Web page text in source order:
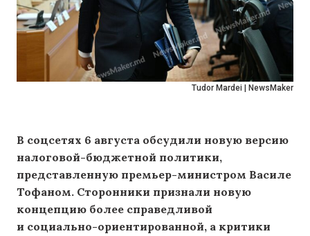
Tudor Mardei | NewsMaker
В соцсетях 6 августа обсудили новую версию
налоговой-бюджетной политики,
представленную премьер-министром Василе
Тофаном. Сторонники признали новую
концепцию более справедливой
и социально-ориентированной, а критики